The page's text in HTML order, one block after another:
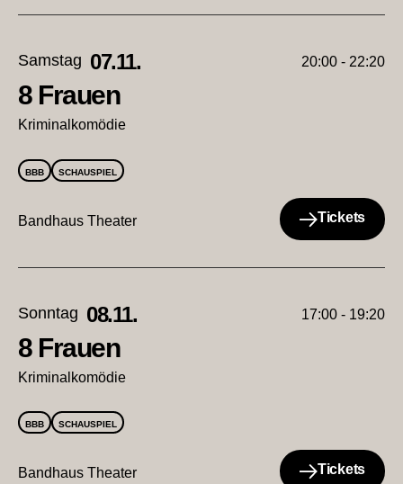
Samstag 07.11. 20:00 - 22:20
8 Frauen
Kriminalkomödie
BBB SCHAUSPIEL
Bandhaus Theater Tickets
Sonntag 08.11. 17:00 - 19:20
8 Frauen
Kriminalkomödie
BBB SCHAUSPIEL
Bandhaus Theater Tickets